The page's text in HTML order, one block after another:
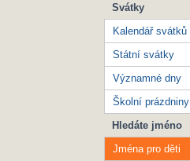
Svátky
Kalendář svátků
Státní svátky
Významné dny
Školní prázdniny
Hledáte jméno
Jména pro děti